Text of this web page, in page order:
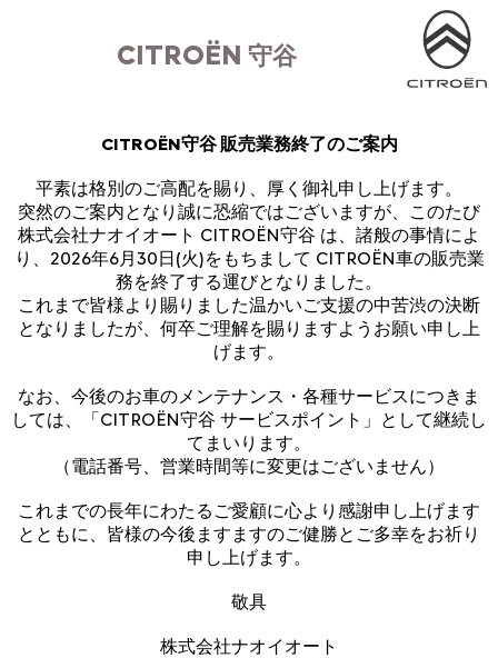
CITROËN 守谷
CITROËN守谷 販売業務終了のご案内
平素は格別のご高配を賜り、厚く御礼申し上げます。
突然のご案内となり誠に恐縮ではございますが、このたび
株式会社ナオイオート CITROËN守谷 は、諸般の事情によ
り、2026年6月30日(火)をもちまして CITROËN車の販売業
務を終了する運びとなりました。
これまで皆様より賜りました温かいご支援の中苦渋の決断
となりましたが、何卒ご理解を賜りますようお願い申し上
げます。
なお、今後のお車のメンテナンス・各種サービスにつきま
しては、「CITROËN守谷 サービスポイント」として継続し
てまいります。
（電話番号、営業時間等に変更はございません）
これまでの長年にわたるご愛顧に心より感謝申し上げます
とともに、皆様の今後ますますのご健勝とご多幸をお祈り
申し上げます。
敬具
株式会社ナオイオート